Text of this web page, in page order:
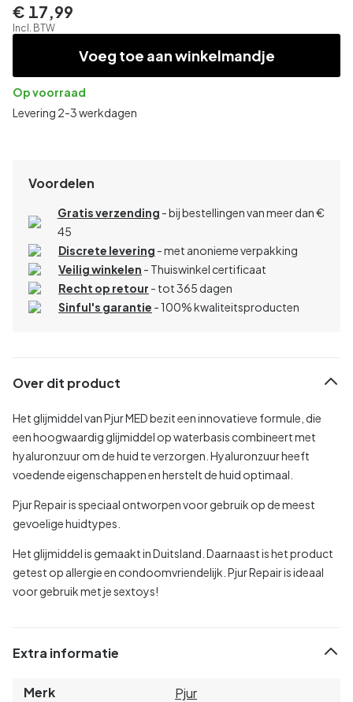
€ 17,99
Incl. BTW
Voeg toe aan winkelmandje
Op voorraad
Levering 2-3 werkdagen
Voordelen
Gratis verzending - bij bestellingen van meer dan €
45
Discrete levering - met anonieme verpakking
Veilig winkelen - Thuiswinkel certificaat
Recht op retour - tot 365 dagen
Sinful's garantie - 100% kwaliteitsproducten
Over dit product
Het glijmiddel van Pjur MED bezit een innovatieve formule, die
een hoogwaardig glijmiddel op waterbasis combineert met
hyaluronzuur om de huid te verzorgen. Hyaluronzuur heeft
voedende eigenschappen en herstelt de huid optimaal.
Pjur Repair is speciaal ontworpen voor gebruik op de meest
gevoelige huidtypes.
Het glijmiddel is gemaakt in Duitsland. Daarnaast is het product
getest op allergie en condoomvriendelijk. Pjur Repair is ideaal
voor gebruik met je sextoys!
Extra informatie
Merk
Pjur